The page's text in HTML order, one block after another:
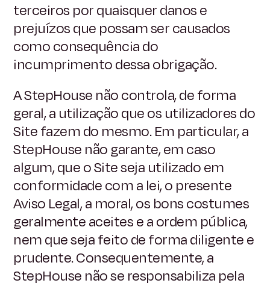
terceiros por quaisquer danos e
prejuízos que possam ser causados
como consequência do
incumprimento dessa obrigação.
A StepHouse não controla, de forma
geral, a utilização que os utilizadores do
Site fazem do mesmo. Em particular, a
StepHouse não garante, em caso
algum, que o Site seja utilizado em
conformidade com a lei, o presente
Aviso Legal, a moral, os bons costumes
geralmente aceites e a ordem pública,
nem que seja feito de forma diligente e
prudente. Consequentemente, a
StepHouse não se responsabiliza pela